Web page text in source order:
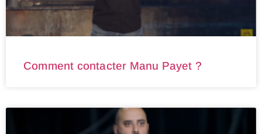
Comment contacter Manu Payet ?